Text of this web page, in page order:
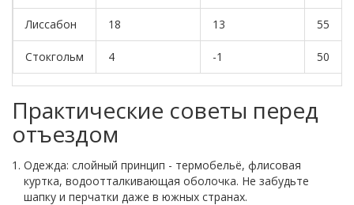
Лиссабон 18 13 55
Стокгольм 4 -1 50
Практические советы перед
отъездом
Одежда: слойный принцип - термобельё, флисовая
куртка, водоотталкивающая оболочка. Не забудьте
шапку и перчатки даже в южных странах.